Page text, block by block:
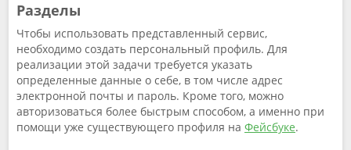
Разделы
Чтобы использовать представленный сервис,
необходимо создать персональный профиль. Для
реализации этой задачи требуется указать
определенные данные о себе, в том числе адрес
электронной почты и пароль. Кроме того, можно
авторизоваться более быстрым способом, а именно при
помощи уже существующего профиля на Фейсбуке.